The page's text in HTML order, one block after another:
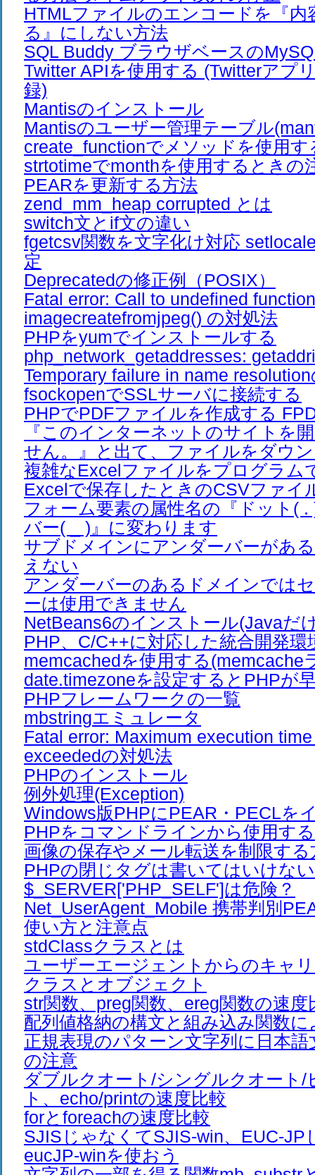
HTMLファイルのエンコードを『内
る』にしない方法
SQL Buddy ブラウザベースの
Twitter APIを使用する (Twitterアプ
録)
Mantisのインストール
Mantisのユーザー管理テーブル
create_functionでメソッドを使用す
strtotimeでmonthを使用するときの
PEARを更新する方法
zend_mm_heap corrupted とは
switch文とif文の違い
fgetcsv関数を文字化け対応
定
Deprecatedの修正例（POSIX）
Fatal error: Call to undefined function
imagecreatefromjpeg() の対処法
PHPをyumでインストールする
php_network_getaddresses:
Temporary failure in name
fsockopenでSSLサーバに接続する
PHPでPDFファイルを作成する
『このインターネットのサイトを
せん。』と出て、ファイルをダウ
複雑なExcelファイルをプログラム
Excelで保存したときのCSVファイ
フォーム要素の属性名の『ドット(
バー( _ )』に変わります
サブドメインにアンダーバーがあ
えない
アンダーバーのあるドメインでは
ーは使用できません
NetBeans6のインストール(Javaだ
PHP、C/C++に対応した統合開発環
memcachedを使用する(memcache
date.timezoneを設定するとPHPが
PHPフレームワークの一覧
mbstringエミュレータ
Fatal error: Maximum execution
exceededの対処法
PHPのインストール
例外処理(Exception)
Windows版PHPにPEAR・PECLを
PHPをコマンドラインから使用す
画像の保存やメール転送を制限する
PHPの閉じタグは書いてはいけない
$_SERVER['PHP_SELF']は危険？
Net_UserAgent_Mobile 携帯判別
使い方と注意点
stdClassクラスとは
ユーザーエージェントからのキャ
クラスとオブジェクト
str関数、preg関数、ereg関数の速度
配列値格納の構文と組み込み関数に
正規表現のパターン文字列に日本
の注意
ダブルクオート/シングルクオート/
ト、echo/printの速度比較
forとforeachの速度比較
SJISじゃなくてSJIS-win、EUC-JP
eucJP-winを使おう